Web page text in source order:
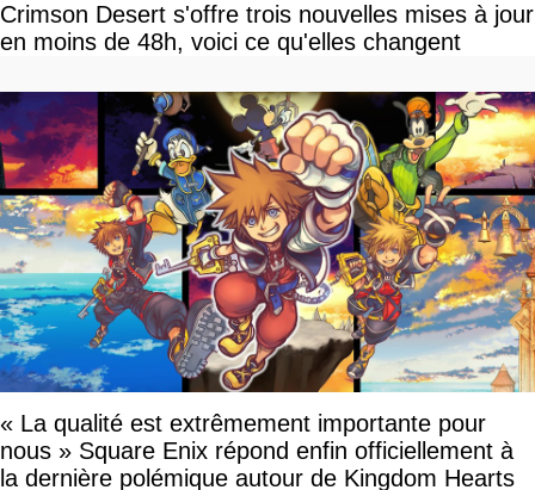
Crimson Desert s'offre trois nouvelles mises à jour
en moins de 48h, voici ce qu'elles changent
« La qualité est extrêmement importante pour
nous » Square Enix répond enfin officiellement à
la dernière polémique autour de Kingdom Hearts